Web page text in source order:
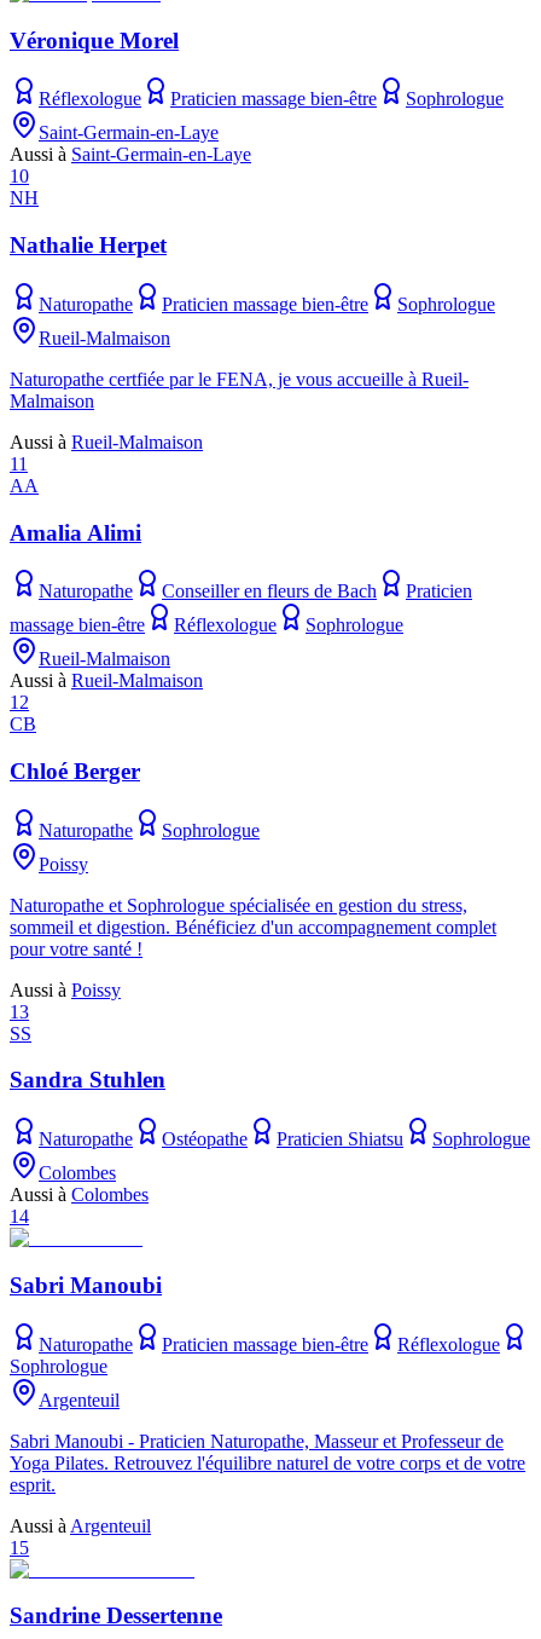
Véronique Morel
Réflexologue Praticien massage bien-être
Sophrologue
Saint-Germain-en-Laye
Aussi à Saint-Germain-en-Laye
10
NH
Nathalie Herpet
Naturopathe Praticien massage bien-être
Sophrologue
Rueil-Malmaison
Naturopathe certfiée par le FENA, je vous accueille à Rueil-
Malmaison
Aussi à Rueil-Malmaison
11
AA
Amalia Alimi
Naturopathe Conseiller en fleurs de Bach
Praticien
massage bien-être
Réflexologue
Sophrologue
Rueil-Malmaison
Aussi à Rueil-Malmaison
12
CB
Chloé Berger
Naturopathe
Sophrologue
Poissy
Naturopathe et Sophrologue spécialisée en gestion du stress,
sommeil et digestion. Bénéficiez d'un accompagnement complet
pour votre santé !
Aussi à Poissy
13
SS
Sandra Stuhlen
Naturopathe Ostéopathe Praticien Shiatsu
Sophrologue
Colombes
Aussi à Colombes
14
Sabri Manoubi
Naturopathe Praticien massage bien-être
Réflexologue
Sophrologue
Argenteuil
Sabri Manoubi - Praticien Naturopathe, Masseur et Professeur de
Yoga Pilates. Retrouvez l'équilibre naturel de votre corps et de votre
esprit.
Aussi à Argenteuil
15
Sandrine Dessertenne